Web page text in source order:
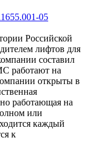
05
Российской
лифтов для
составил
работают на
открыты в
работающая на
или
каждый
к